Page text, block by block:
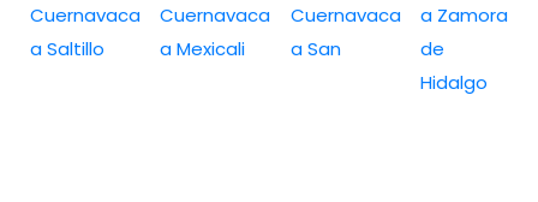
Cuernavaca
a Saltillo
Cuernavaca
a Mexicali
Cuernavaca
a San
a Zamora
de
Hidalgo